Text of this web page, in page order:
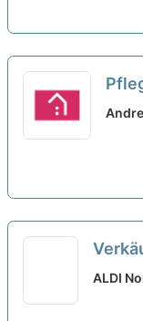
(m/
Kraft
ALDI